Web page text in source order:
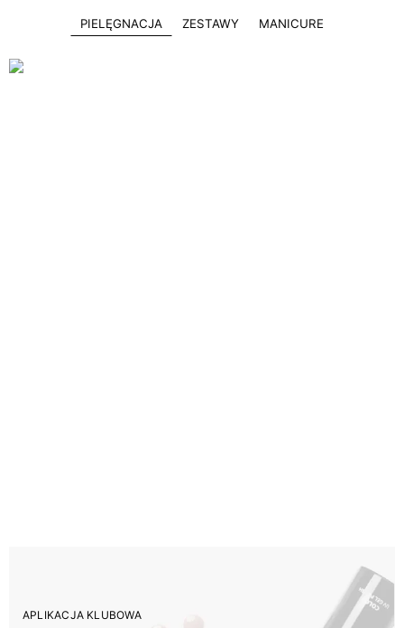
PIELĘGNACJA ZESTAWY MANICURE
APLIKACJA KLUBOWA